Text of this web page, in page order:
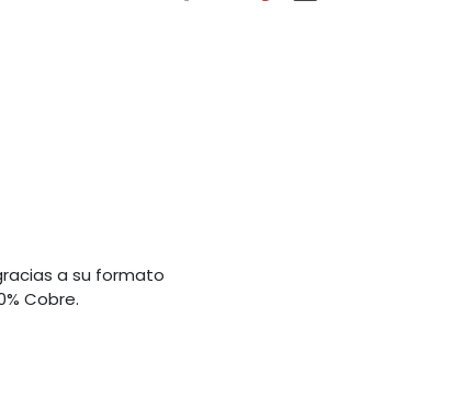
a su formato
Cobre.